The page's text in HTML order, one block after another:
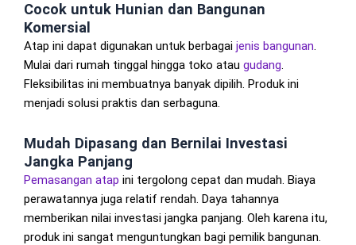
Cocok untuk Hunian dan Bangunan
Komersial
Atap ini dapat digunakan untuk berbagai jenis bangunan.
Mulai dari rumah tinggal hingga toko atau gudang.
Fleksibilitas ini membuatnya banyak dipilih. Produk ini
menjadi solusi praktis dan serbaguna.
Mudah Dipasang dan Bernilai Investasi
Jangka Panjang
Pemasangan atap ini tergolong cepat dan mudah. Biaya
perawatannya juga relatif rendah. Daya tahannya
memberikan nilai investasi jangka panjang. Oleh karena itu,
produk ini sangat menguntungkan bagi pemilik bangunan.